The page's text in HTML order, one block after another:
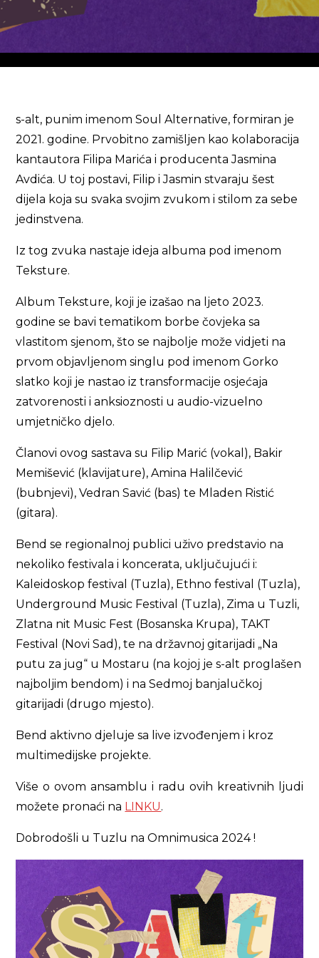
s-alt, punim imenom Soul Alternative, formiran je
2021. godine. Prvobitno zamišljen kao kolaboracija
kantautora Filipa Marića i producenta Jasmina
Avdića. U toj postavi, Filip i Jasmin stvaraju šest
dijela koja su svaka svojim zvukom i stilom za sebe
jedinstvena.
Iz tog zvuka nastaje ideja albuma pod imenom
Teksture.
Album Teksture, koji je izašao na ljeto 2023.
godine se bavi tematikom borbe čovjeka sa
vlastitom sjenom, što se najbolje može vidjeti na
prvom objavljenom singlu pod imenom Gorko
slatko koji je nastao iz transformacije osjećaja
zatvorenosti i anksioznosti u audio-vizuelno
umjetničko djelo.
Članovi ovog sastava su Filip Marić (vokal), Bakir
Memišević (klavijature), Amina Halilčević
(bubnjevi), Vedran Savić (bas) te Mladen Ristić
(gitara).
Bend se regionalnoj publici uživo predstavio na
nekoliko festivala i koncerata, uključujući i:
Kaleidoskop festival (Tuzla), Ethno festival (Tuzla),
Underground Music Festival (Tuzla), Zima u Tuzli,
Zlatna nit Music Fest (Bosanska Krupa), TAKT
Festival (Novi Sad), te na državnoj gitarijadi „Na
putu za jug“ u Mostaru (na kojoj je s-alt proglašen
najboljim bendom) i na Sedmoj banjalučkoj
gitarijadi (drugo mjesto).
Bend aktivno djeluje sa live izvođenjem i kroz
multimedijske projekte.
Više o ovom ansamblu i radu ovih kreativnih ljudi
možete pronaći na LINKU.
Dobrodošli u Tuzlu na Omnimusica 2024 !